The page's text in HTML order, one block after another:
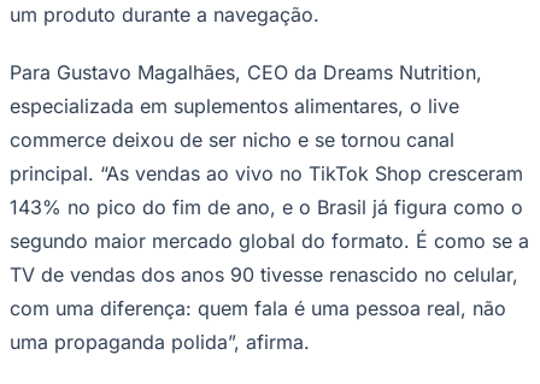
um produto durante a navegação.
Para Gustavo Magalhães, CEO da Dreams Nutrition,
especializada em suplementos alimentares, o live
commerce deixou de ser nicho e se tornou canal
principal. “As vendas ao vivo no TikTok Shop cresceram
143% no pico do fim de ano, e o Brasil já figura como o
segundo maior mercado global do formato. É como se a
TV de vendas dos anos 90 tivesse renascido no celular,
com uma diferença: quem fala é uma pessoa real, não
uma propaganda polida”, afirma.